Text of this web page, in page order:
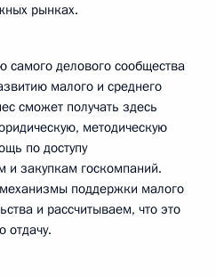
рынках.
самого делового сообщества
малого и среднего
сможет получать здесь
методическую
по доступу
и закупкам госкомпаний.
поддержки малого
и рассчитываем, что это
отдачу.